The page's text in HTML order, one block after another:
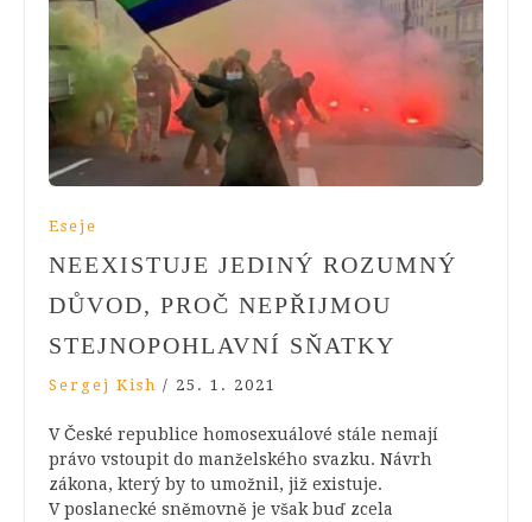
Eseje
NEEXISTUJE JEDINÝ ROZUMNÝ
DŮVOD, PROČ NEPŘIJMOU
STEJNOPOHLAVNÍ SŇATKY
Sergej Kish / 25. 1. 2021
V České republice homosexuálové stále nemají
právo vstoupit do manželského svazku. Návrh
zákona, který by to umožnil, již existuje.
V poslanecké sněmovně je však buď zcela